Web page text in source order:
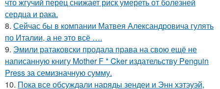
сердца и рака.
8. Сейчас бы в компании Матвея Александровича гулять
по Италии, а не это всё ….
9. Эмили ратаковски продала права на свою ещё не
написанную книгу Mother F * Cker издательству Penguin
Press за семизначную сумму.
10. Пока все обсуждали наряды зендеи и Энн хэтэуэй,